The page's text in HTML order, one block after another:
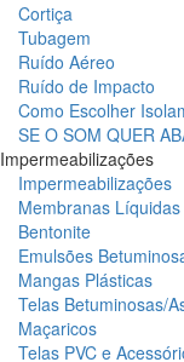
Cortiça
Tubagem
Ruído Aéreo
Ruído de Impacto
Como Escolher
SE O SOM QUER
Impermeabilizações
Impermeabilizações
Membranas Líquidas
Bentonite
Emulsões
Mangas Plásticas
Telas Betuminosas/
Maçaricos
Telas PVC e